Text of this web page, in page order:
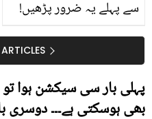
سے پہلے یہ ضرور پڑھیں!
سستا اور قدرتی حل
پہلی بار سی سیکشن ہوا
بھی ہوسکتی ہے۔۔۔ دوسری